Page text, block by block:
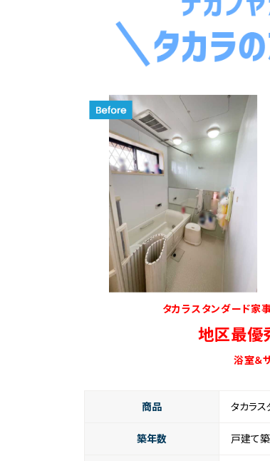
タカラスタンダード家
地区最優
浴室＆
商品 タカラ
築年数 戸建て